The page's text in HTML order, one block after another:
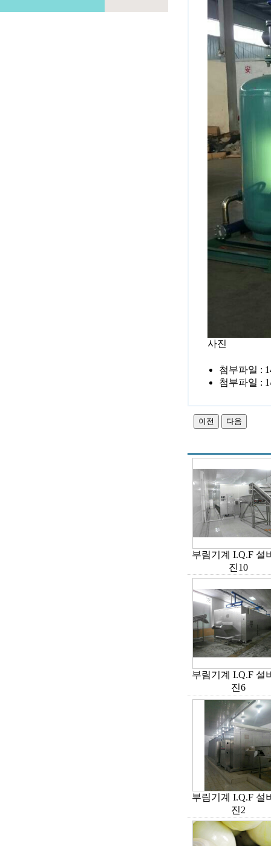
사진
첨부파일 :
첨부파일 :
부림기계 I.Q.F 설
진10
부림기계 I.Q.F 설
진6
부림기계 I.Q.F 설
진2